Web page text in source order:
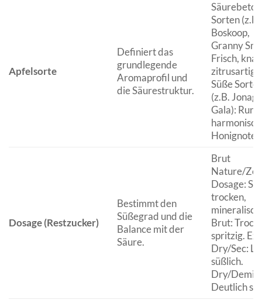
Apfelsorte
Definiert das
grundlegende
Aromaprofil und
die Säurestruktur.
Sorten (z.B.
Boskoop,
Granny
Frisch,
zitrusartig.
Süße
(z.B.
Gala):
Dosage (Restzucker)
Bestimmt den
Süßegrad und die
Balance mit der
Säure.
Brut
Nature/
Dosage:
trocken,
mineralisch.
Brut:
spritzig.
Dry/Sec:
süßlich.
Dry/Demi-
Deutlich